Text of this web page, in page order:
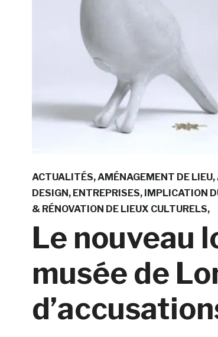
ACTUALITÉS AMÉNAGEMENT DE LIEU
DESIGN ENTREPRISES IMPLICATION
& RÉNOVATION DE LIEUX CULTURELS
Le nouveau
musée de